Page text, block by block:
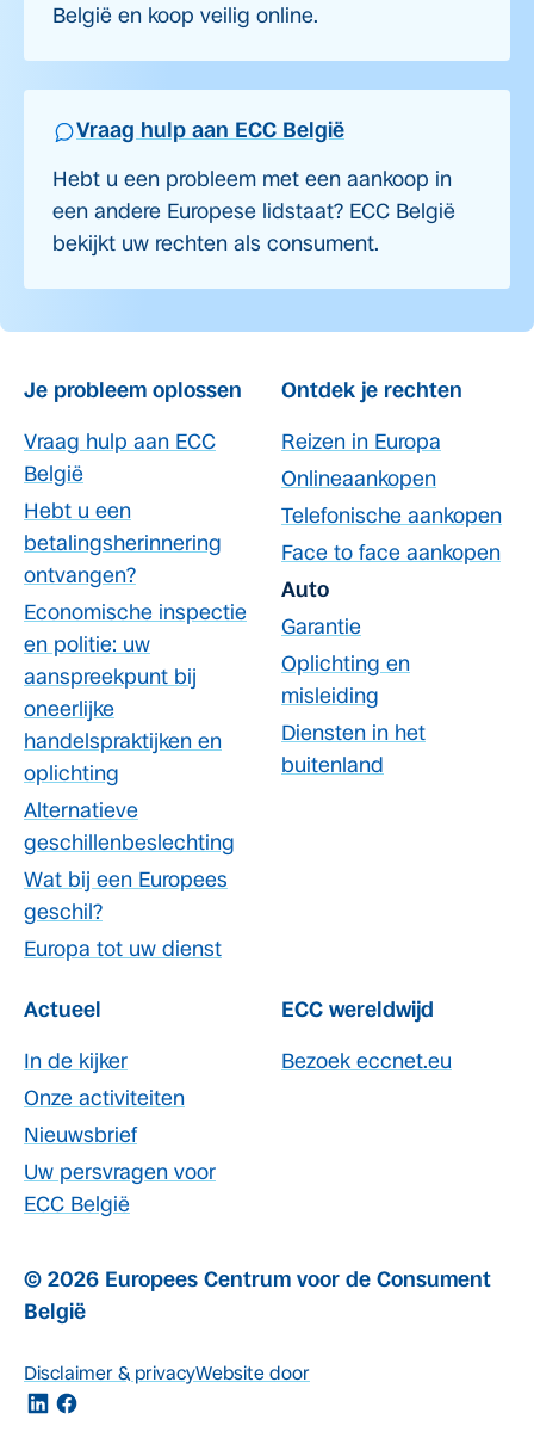
België en koop veilig online.
Vraag hulp aan ECC België
Hebt u een probleem met een aankoop in
een andere Europese lidstaat? ECC België
bekijkt uw rechten als consument.
Je probleem oplossen
Vraag hulp aan ECC
België
Hebt u een
betalingsherinnering
ontvangen?
Economische inspectie
en politie: uw
aanspreekpunt bij
oneerlijke
handelspraktijken en
oplichting
Alternatieve
geschillenbeslechting
Wat bij een Europees
geschil?
Europa tot uw dienst
Ontdek je rechten
Reizen in Europa
Onlineaankopen
Telefonische aankopen
Face to face aankopen
Auto
Garantie
Oplichting en
misleiding
Diensten in het
buitenland
Actueel
In de kijker
Onze activiteiten
Nieuwsbrief
Uw persvragen voor
ECC België
ECC wereldwijd
Bezoek eccnet.eu
© 2026 Europees Centrum voor de Consument
België
Disclaimer & privacyWebsite door